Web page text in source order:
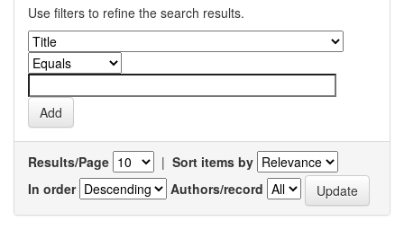
Use filters to refine the search results.
Results/Page | Sort items by
In order
Authors/record